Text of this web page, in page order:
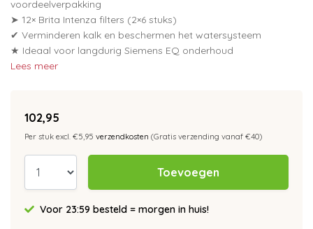
voordeelverpakking
➤ 12× Brita Intenza filters (2×6 stuks)
✔ Verminderen kalk en beschermen het watersysteem
★ Ideaal voor langdurig Siemens EQ onderhoud
Lees meer
102,95
Per stuk excl. €5,95 verzendkosten (Gratis verzending vanaf €40)
Toevoegen
Voor 23:59 besteld = morgen in huis!